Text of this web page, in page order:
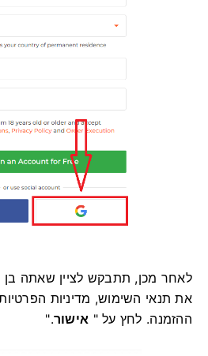
את תנאי השימוש, מדיניות הפרטיות
ההזמנה. לחץ על " אישור".